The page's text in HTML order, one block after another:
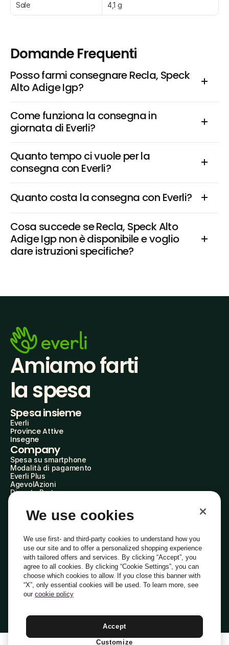
Sale 4,1 g
Domande Frequenti
Posso farmi consegnare Recla, Speck
Alto Adige Igp?
Come funziona la consegna in
giornata di Everli?
Quanto tempo ci vuole per la
consegna con Everli?
Quanto costa la consegna con Everli?
Cosa succede se Recla, Speck Alto
Adige Igp non è disponibile e voglio
dare istruzioni specifiche?
Amiamo farti
la spesa
Spesa insieme
Everli
Province Attive
Insegne
Company
Spesa su smartphone
Modalità di pagamento
Everli Plus
AgevolAzioni
Diventa Partner
Everli Shoppers
About Us
Everli News
Domande frequenti
Lavora con noi
Diventa Shopper
Investitori
PrivacyCookiePreferenze Cookie
Termini e CondizioniCodice Etico
Indirizzo PEC: everli@pec.it - indirizzo DPO: dpo@everli.com
Italiano
We use cookies
We use first- and third-party cookies to understand how you
use our site and to offer a personalized shopping experience
with tailored offers and services. By clicking “Accept”, you
agree to all cookies. By clicking “Cookie Settings”, you can
choose which cookies to allow. If you close this banner with
“X”, only essential cookies will be used. To learn more, see
our cookie policy
Accept
Customize